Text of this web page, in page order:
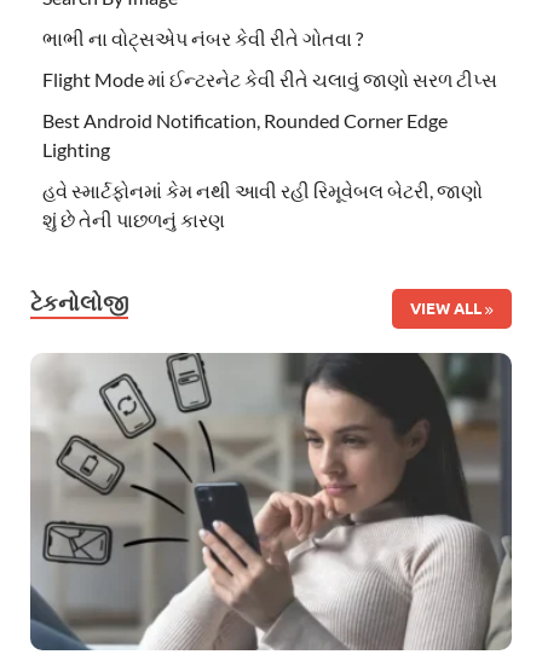
ભાભી ના વોટ્સએપ નંબર કેવી રીતે ગોતવા ?
Flight Mode માં ઈન્ટરનેટ કેવી રીતે ચલાવું જાણો સરળ ટીપ્સ
Best Android Notification, Rounded Corner Edge
Lighting
હવે સ્માર્ટફોનમાં કેમ નથી આવી રહી રિમૂવેબલ બેટરી, જાણો
શું છે તેની પાછળનું કારણ
ટેકનોલોજી VIEW ALL